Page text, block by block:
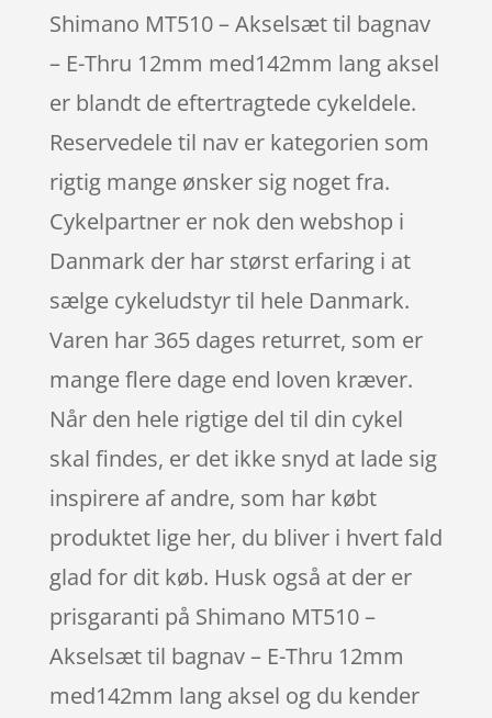
Shimano MT510 – Akselsæt til bagnav
– E-Thru 12mm med142mm lang aksel
er blandt de eftertragtede cykeldele.
Reservedele til nav er kategorien som
rigtig mange ønsker sig noget fra.
Cykelpartner er nok den webshop i
Danmark der har størst erfaring i at
sælge cykeludstyr til hele Danmark.
Varen har 365 dages returret, som er
mange flere dage end loven kræver.
Når den hele rigtige del til din cykel
skal findes, er det ikke snyd at lade sig
inspirere af andre, som har købt
produktet lige her, du bliver i hvert fald
glad for dit køb. Husk også at der er
prisgaranti på Shimano MT510 –
Akselsæt til bagnav – E-Thru 12mm
med142mm lang aksel og du kender